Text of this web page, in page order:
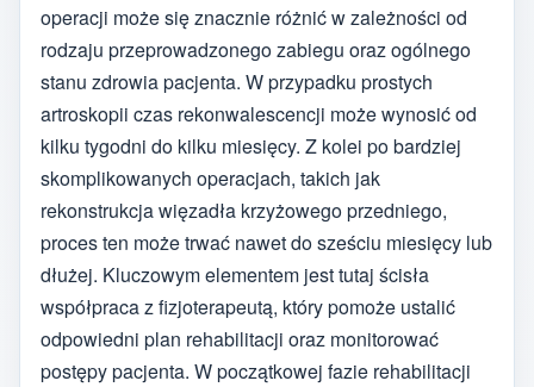
operacji może się znacznie różnić w zależności od
rodzaju przeprowadzonego zabiegu oraz ogólnego
stanu zdrowia pacjenta. W przypadku prostych
artroskopii czas rekonwalescencji może wynosić od
kilku tygodni do kilku miesięcy. Z kolei po bardziej
skomplikowanych operacjach, takich jak
rekonstrukcja więzadła krzyżowego przedniego,
proces ten może trwać nawet do sześciu miesięcy lub
dłużej. Kluczowym elementem jest tutaj ścisła
współpraca z fizjoterapeutą, który pomoże ustalić
odpowiedni plan rehabilitacji oraz monitorować
postępy pacjenta. W początkowej fazie rehabilitacji